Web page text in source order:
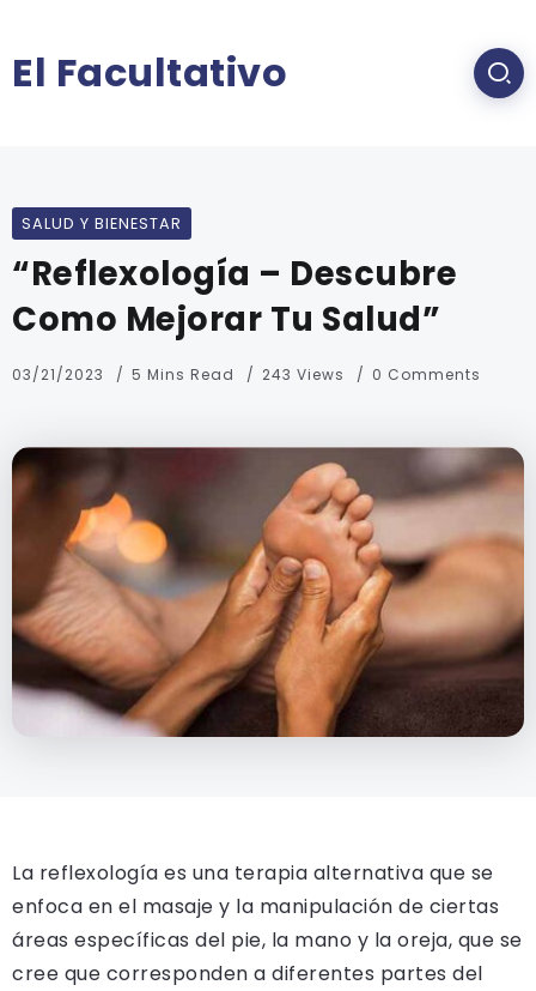
El Facultativo
SALUD Y BIENESTAR
“Reflexología – Descubre
Como Mejorar Tu Salud”
03/21/2023 5 Mins Read 243 Views 0 Comments
La reflexología es una terapia alternativa que se
enfoca en el masaje y la manipulación de ciertas
áreas específicas del pie, la mano y la oreja, que se
cree que corresponden a diferentes partes del